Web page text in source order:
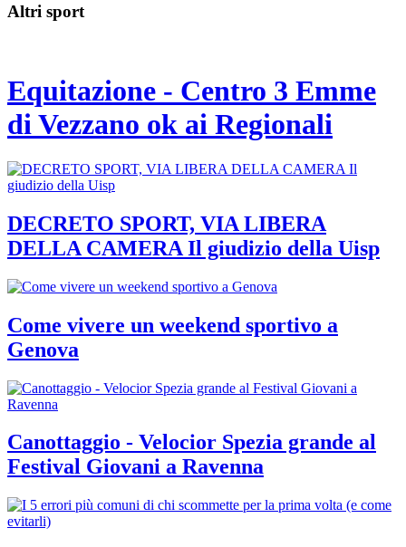
Altri sport
Equitazione - Centro 3 Emme
di Vezzano ok ai Regionali
DECRETO SPORT, VIA LIBERA
DELLA CAMERA Il giudizio della Uisp
Come vivere un weekend sportivo a
Genova
Canottaggio - Velocior Spezia grande al
Festival Giovani a Ravenna